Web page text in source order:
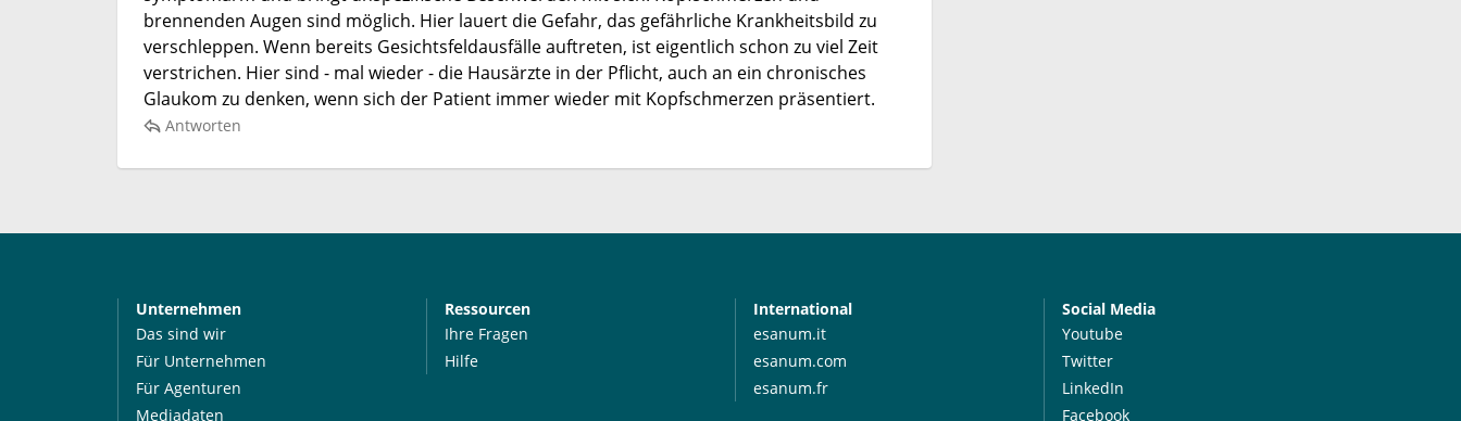
brennenden Augen sind möglich. Hier lauert die Gefahr, das gefährliche Krankheitsbild zu
verschleppen. Wenn bereits Gesichtsfeldausfälle auftreten, ist eigentlich schon zu viel Zeit
verstrichen. Hier sind - mal wieder - die Hausärzte in der Pflicht, auch an ein chronisches
Glaukom zu denken, wenn sich der Patient immer wieder mit Kopfschmerzen präsentiert.
Antworten
Unternehmen
Das sind wir
Für Unternehmen
Für Agenturen
Mediadaten
Ressourcen
Ihre Fragen
Hilfe
International
esanum.it
esanum.com
esanum.fr
Social Media
Youtube
Twitter
LinkedIn
Facebook